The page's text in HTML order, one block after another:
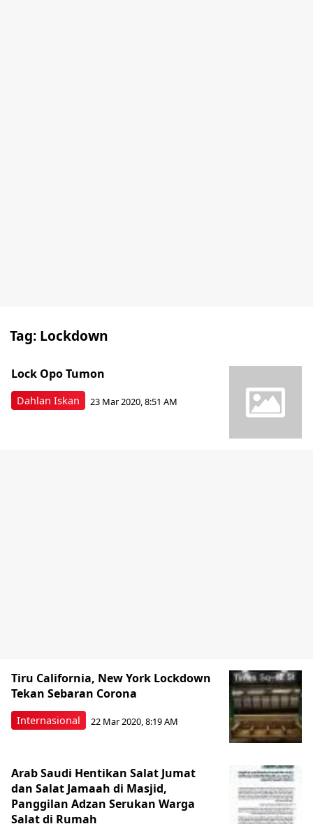
Tag: Lockdown
Dahlan Iskan
Lock Opo Tumon
23 Mar 2020, 8:51 AM
Internasional
Tiru California, New York Lockdown
Tekan Sebaran Corona
22 Mar 2020, 8:19 AM
Arab Saudi Hentikan Salat Jumat
dan Salat Jamaah di Masjid,
Panggilan Adzan Serukan Warga
Salat di Rumah